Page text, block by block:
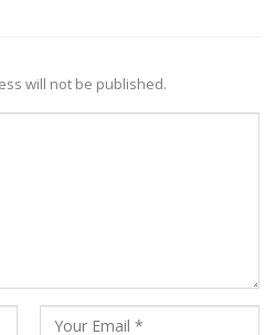
will not be published.